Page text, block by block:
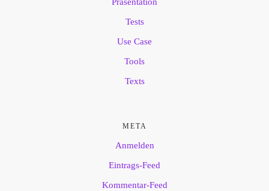
Tests
Use Case
Tools
Texts
META
Anmelden
Eintrags-Feed
Kommentar-Feed